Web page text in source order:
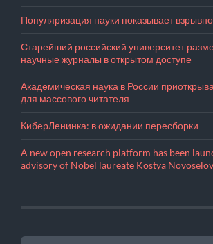
Популяризация науки показывает
Старейший российский университет
научные журналы в открытом доступе
Академическая наука в России
для массового читателя
КиберЛенинка: в ожидании пересборки
A new open research platform has been
advisory of Nobel laureate Kostya Novoselov
НАЙТИ: